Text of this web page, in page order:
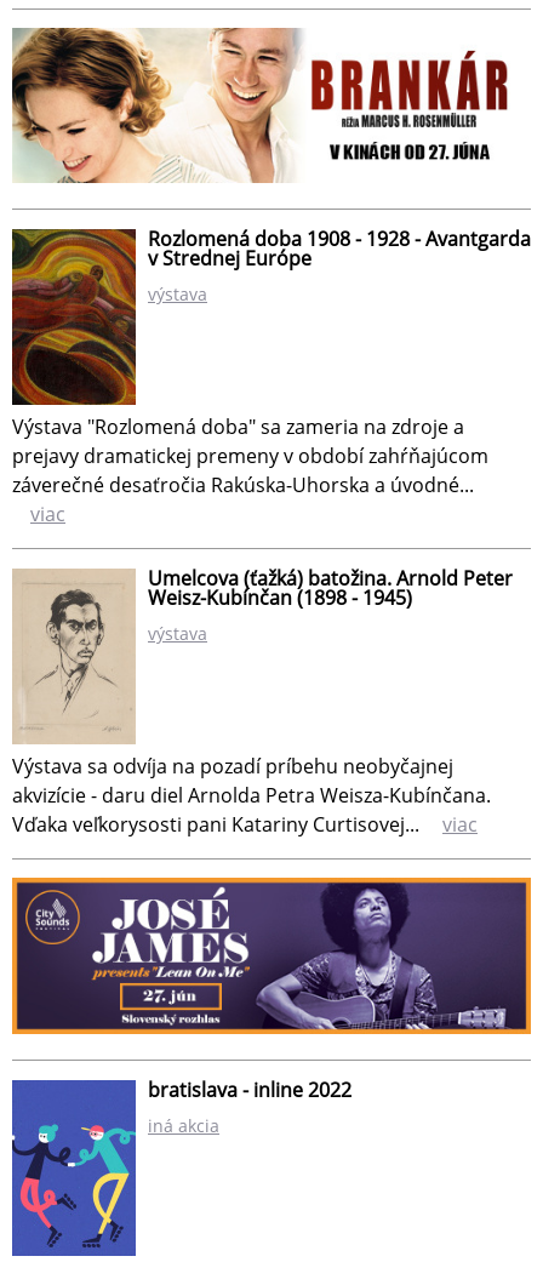
Rozlomená doba 1908 - 1928 - Avantgarda
v Strednej Európe
výstava
Výstava "Rozlomená doba" sa zameria na zdroje a
prejavy dramatickej premeny v období zahŕňajúcom
záverečné desaťročia Rakúska-Uhorska a úvodné...
viac
Umelcova (ťažká) batožina. Arnold Peter
Weisz-Kubínčan (1898 - 1945)
výstava
Výstava sa odvíja na pozadí príbehu neobyčajnej
akvizície - daru diel Arnolda Petra Weisza-Kubínčana.
Vďaka veľkorysosti pani Katariny Curtisovej...
viac
bratislava - inline 2022
iná akcia